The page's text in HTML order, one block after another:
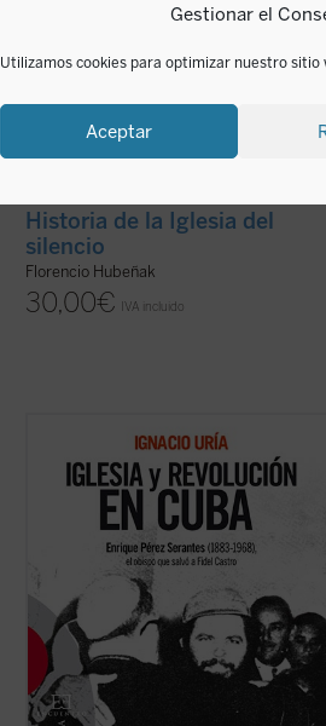
Gestionar el
Utilizamos cookies para optimizar nuestro sitio
Aceptar
Historia de la Iglesia del
silencio
Florencio Hubeñak
30,00€ IVA incluido
Premio Internacional Ateneo Jovellanos
de Investigación Histórica 2010.
Santiago de Cuba, 26 de julio de 1953. Un
centenar de hombres asalta el Cuartel
Moncada, segunda fortaleza del país. El
líder rebelde es un jovencísimo Fidel ...
(ver ficha)